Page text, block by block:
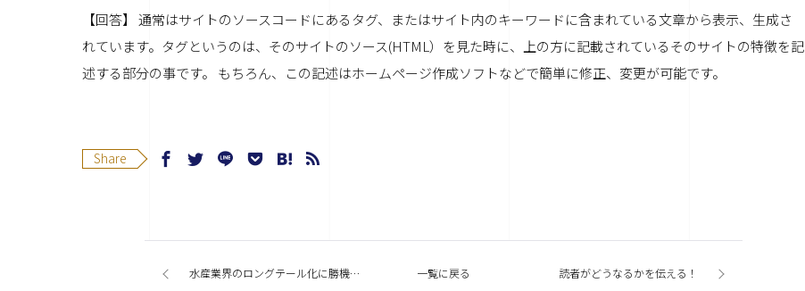
【回答】 通常はサイトのソースコードにあるタグ、またはサイト内のキーワードに含まれている文章から表示、生成さ
れています。タグというのは、そのサイトのソース(HTML）を見た時に、上の方に記載されているそのサイトの特徴を記
述する部分の事です。 もちろん、この記述はホームページ作成ソフトなどで簡単に修正、変更が可能です。
Share
水産業界のロングテール化に勝機を見た！ 一覧に戻る 読者がどうなるかを伝える！